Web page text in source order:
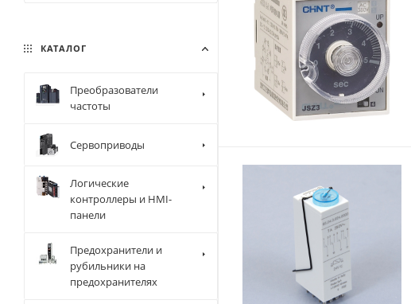
КАТАЛОГ
Преобразователи
частоты
Сервоприводы
Логические
контроллеры и HMI-
панели
Предохранители и
рубильники на
предохранителях